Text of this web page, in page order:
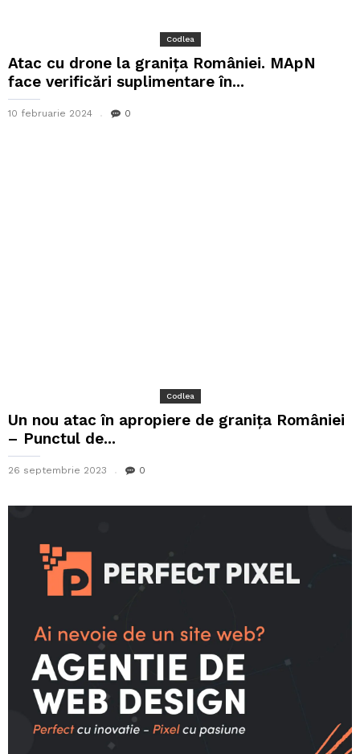
Codlea
Atac cu drone la granița României. MApN
face verificări suplimentare în...
10 februarie 2024 0
Codlea
Un nou atac în apropiere de granița României
– Punctul de...
26 septembrie 2023 0